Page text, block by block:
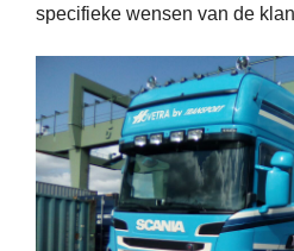
specifieke wensen van de